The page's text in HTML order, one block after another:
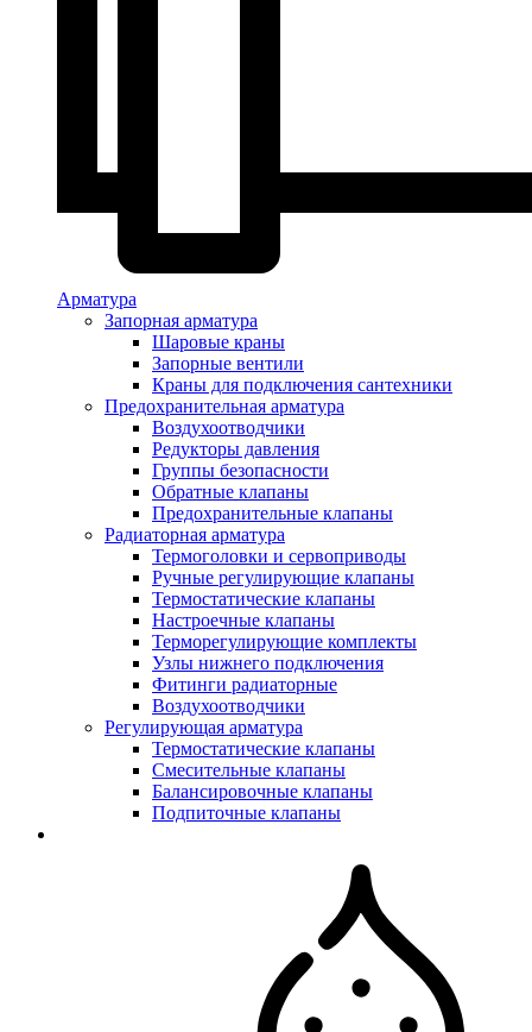
Арматура
Запорная арматура
Шаровые краны
Запорные вентили
Краны для подключения сантехники
Предохранительная арматура
Воздухоотводчики
Редукторы давления
Группы безопасности
Обратные клапаны
Предохранительные клапаны
Радиаторная арматура
Термоголовки и сервоприводы
Ручные регулирующие клапаны
Термостатические клапаны
Настроечные клапаны
Терморегулирующие комплекты
Узлы нижнего подключения
Фитинги радиаторные
Воздухоотводчики
Регулирующая арматура
Термостатические клапаны
Смесительные клапаны
Балансировочные клапаны
Подпиточные клапаны